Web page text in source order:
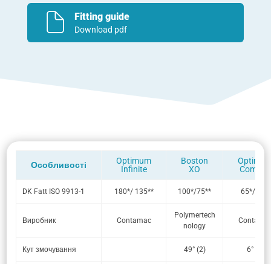
Fitting guide
Download pdf
Особливості
Optimum
Infinite
Boston
XO
Comfort
DK Fatt ISO 9913-1 180*/ 135** 100*/75** 65*/49**
Виробник Contamac
Polymertech
nology
Кут змочування 49° (2) 6° (3)